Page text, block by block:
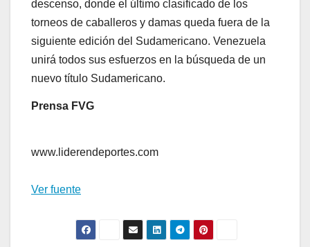
descenso, donde el último clasificado de los
torneos de caballeros y damas queda fuera de la
siguiente edición del Sudamericano. Venezuela
unirá todos sus esfuerzos en la búsqueda de un
nuevo título Sudamericano.
Prensa FVG
www.liderendeportes.com
Ver fuente